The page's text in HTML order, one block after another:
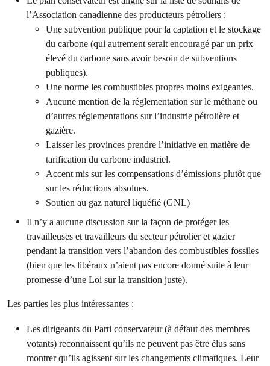
l’Association canadienne des producteurs pétroliers :
Une subvention publique pour la captation et le stockage
du carbone (qui autrement serait encouragé par un prix
élevé du carbone sans avoir besoin de subventions
publiques).
Une norme les combustibles propres moins exigeantes.
Aucune mention de la réglementation sur le méthane ou
d’autres réglementations sur l’industrie pétrolière et
gazière.
Laisser les provinces prendre l’initiative en matière de
tarification du carbone industriel.
Accent mis sur les compensations d’émissions plutôt que
sur les réductions absolues.
Soutien au gaz naturel liquéfié (GNL)
Il n’y a aucune discussion sur la façon de protéger les
travailleuses et travailleurs du secteur pétrolier et gazier
pendant la transition vers l’abandon des combustibles fossiles
(bien que les libéraux n’aient pas encore donné suite à leur
promesse d’une Loi sur la transition juste).
Les parties les plus intéressantes :
Les dirigeants du Parti conservateur (à défaut des membres
votants) reconnaissent qu’ils ne peuvent pas être élus sans
montrer qu’ils agissent sur les changements climatiques. Leur